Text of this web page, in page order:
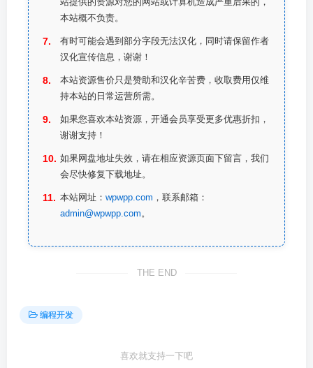
本站概不负责。
有时可能会遇到部分字段无法汉化，同时请保留作者
汉化宣传信息，谢谢！
本站资源售价只是赞助和汉化辛苦费，收取费用仅维
持本站的日常运营所需。
如果您喜欢本站资源，开通会员享受更多优惠折扣，
谢谢支持！
如果网盘地址失效，请在相应资源页面下留言，我们
会尽快修复下载地址。
本站网址： wpwpp.com ，联系邮箱：
admin@wpwpp.com。
THE END
编程开发
喜欢就支持一下吧